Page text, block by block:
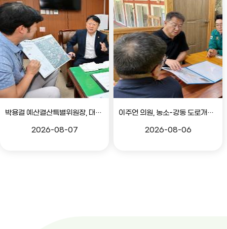
박용걸 예산결산특별위원장, 대공원로 확장공사 현안점검 간담회
2026-08-07
이주언 의원, 농소-강동 도로개설 민원 현장 점검
2026-08-06